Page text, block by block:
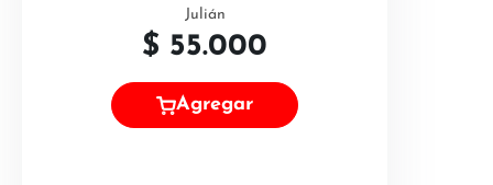
Julián
$ 55.000
Agregar